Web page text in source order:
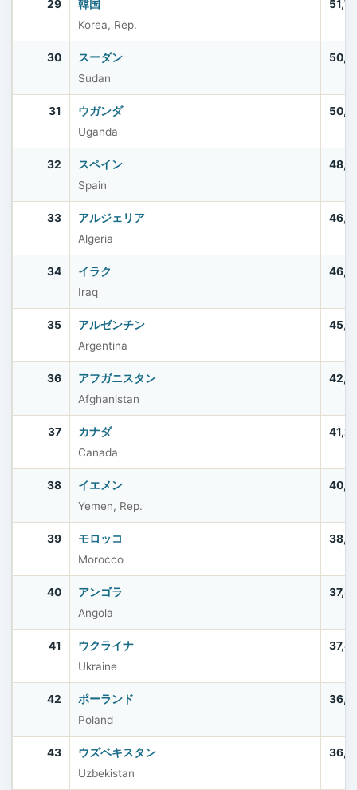
29
韓国
Korea, Rep.
30
スーダン
Sudan
31
ウガンダ
Uganda
32
スペイン
Spain
33
アルジェリア
Algeria
34
イラク
Iraq
35
アルゼンチン
Argentina
36
アフガニスタン
Afghanistan
37
カナダ
Canada
38
イエメン
Yemen, Rep.
39
モロッコ
Morocco
40
アンゴラ
Angola
41
ウクライナ
Ukraine
42
ポーランド
Poland
43
ウズベキスタン
Uzbekistan